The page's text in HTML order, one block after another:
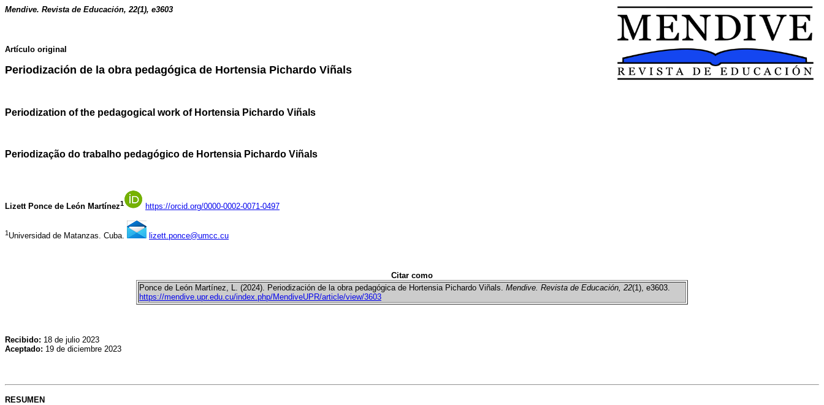
Mendive. Revista de Educación, 22(1), e3603
Artículo original
Periodización de la obra pedagógica de Hortensia Pichardo Viñals
Periodization of the pedagogical work of Hortensia Pichardo Viñals
Periodização do trabalho pedagógico de Hortensia Pichardo Viñals
Lizett Ponce de León Martínez1 https://orcid.org/0000-0002-0071-0497
1 Universidad de Matanzas. Cuba. lizett.ponce@umcc.cu
Citar como
Ponce de León Martínez, L. (2024). Periodización de la obra pedagógica de Hortensia Pichardo Viñals. Mendive. Revista de Educación, 22(1), e3603.
https://mendive.upr.edu.cu/index.php/MendiveUPR/article/view/3603
Recibido: 18 de julio 2023
Aceptado: 19 de diciembre 2023
RESUMEN